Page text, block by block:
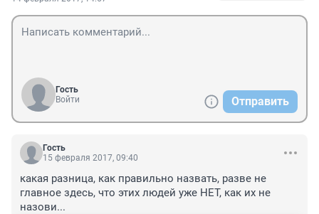
Гость
Войти
Отправить
Гость
15 февраля 2017, 09:40
какая разница, как правильно назвать, разве не
главное здесь, что этих людей уже НЕТ, как их не
назови...